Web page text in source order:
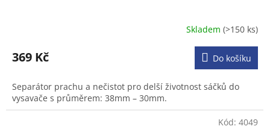
produktu
je
z
5
hvězdiček.
Skladem(>150 ks)
369 Kč Do košíku
Separátor prachu a nečistot pro delší životnost sáčků do
vysavače s průměrem: 38mm – 30mm.
Kód: 4049